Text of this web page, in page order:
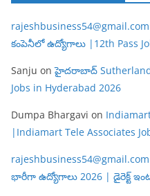
rajeshbusiness54@gmail.com
కంపెనీలో ఉద్యోగాలు |12th Pass
Sanju onహైదరాబాద్
Jobs in Hyderabad 2026
Dumpa Bhargavi on
|Indiamart Tele Associates
rajeshbusiness54@gmail.com
భారీగా ఉద్యోగాలు 2026 | డైరెక్ట్